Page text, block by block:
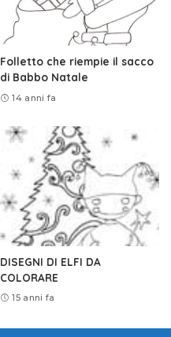
Folletto che riempie il sacco
di Babbo Natale
14 anni fa
DISEGNI DI ELFI DA
COLORARE
15 anni fa